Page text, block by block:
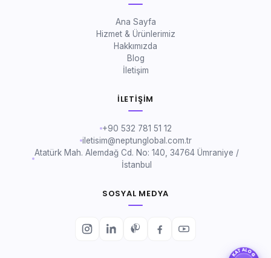
Ana Sayfa
Hizmet & Ürünlerimiz
Hakkımızda
Blog
İletişim
İLETIŞIM
+90 532 781 51 12
iletisim@neptunglobal.com.tr
Atatürk Mah. Alemdağ Cd. No: 140, 34764 Ümraniye /
İstanbul
SOSYAL MEDYA
KATALOG